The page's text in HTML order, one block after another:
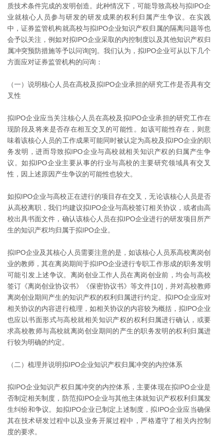
质技术条件完成的发明创造。此种情况下，可能导致高校与拟IPO企
业就核心人员参与研发的研发成果的权利归属产生争议。在实践
中，证券监管机构就高校与拟IPO企业知识产权归属的隔离问题等也
会予以关注，例如对拟IPO企业采取的内控制度以及其他知识产权归
属冲突预防措施等予以问询[9]。我们认为，拟IPO企业可从以下几个
方面应对证券监管机构的问询：
（一）说明核心人员在高校及拟IPO企业承担的研究工作是否具有交
叉性
拟IPO企业应当关注核心人员在高校及拟IPO企业承担的研究工作在
现阶段及将来是否存在相互交叉的可能性。如该可能性存在，则意
味着该核心人员的工作成果可能同时被认定为高校及拟IPO企业的职
务发明，进而导致拟IPO企业与高校就相关知识产权的归属产生争
议。如拟IPO企业主要从事的行业与高校的主要研究领域具有交叉
性，因上述原因产生争议的可能性也较大。
如拟IPO企业与高校正在进行的项目存在交叉，无论该核心人员是否
从高校离职，我们均建议拟IPO企业与高校签订相关协议，或者由高
校出具书面文件，确认该核心人员在拟IPO企业进行的研发项目所产
生的知识产权均归属于拟IPO企业。
拟IPO企业及其核心人员需要注意的是，如该核心人员系高校离岗创
业的教师，其在离岗期间于拟IPO企业进行专职工作形成的职务发明
可能引发上述争议。离岗创业工作人员在离岗创业前，均会与高校
签订《离岗创业协议书》《保密协议书》等文件[10]，并对高校教师
离岗创业期间产生的知识产权的权利归属进行约定。拟IPO企业应对
相关协议的内容进行梳理，如相关协议的内容较为概括，拟IPO企业
也应以书面形式与高校就相关知识产权的权利归属进行确认，或要
求高校教师与高校就离岗创业期间的产生的职务发明的权利归属进
行较为明确的约定。
（二）梳理并说明拟IPO企业知识产权归属冲突的内控体系
拟IPO企业知识产权归属冲突的内控体系，主要体现在拟IPO企业是
否制定相关制度，防范拟IPO企业与其他主体就知识产权权利归属发
生纠纷和争议。如拟IPO企业已制定上述制度，拟IPO企业应当确保
其在技术研发过程中以及业务开展过程中，严格遵守了相关内控制
度的要求。